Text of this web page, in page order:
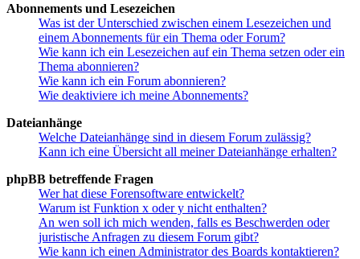
Abonnements und Lesezeichen
Was ist der Unterschied zwischen einem Lesezeichen und
einem Abonnements für ein Thema oder Forum?
Wie kann ich ein Lesezeichen auf ein Thema setzen oder ein
Thema abonnieren?
Wie kann ich ein Forum abonnieren?
Wie deaktiviere ich meine Abonnements?
Dateianhänge
Welche Dateianhänge sind in diesem Forum zulässig?
Kann ich eine Übersicht all meiner Dateianhänge erhalten?
phpBB betreffende Fragen
Wer hat diese Forensoftware entwickelt?
Warum ist Funktion x oder y nicht enthalten?
An wen soll ich mich wenden, falls es Beschwerden oder
juristische Anfragen zu diesem Forum gibt?
Wie kann ich einen Administrator des Boards kontaktieren?